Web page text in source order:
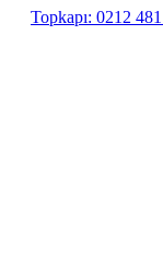
Topkapı: 0212